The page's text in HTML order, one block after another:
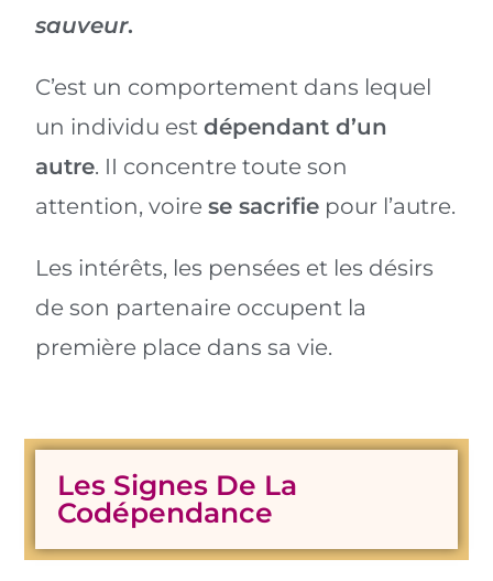
sauveur.
C’est un comportement dans lequel
un individu estdépendant d’un
autre. II concentre toute son
attention, voirese sacrifie pour l’autre.
Les intérêts, les pensées et les désirs
de son partenaire occupent la
première place dans sa vie.
Les Signes De La
Codépendance